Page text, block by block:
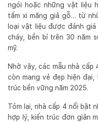
ngói hoặc những vật liệu
tấm xi măng giả gỗ… từ
loại vật liệu được đánh
cháy, bền bỉ trên 30 năm
mỹ.
Nhờ vậy, các mẫu nhà cấp
còn mang vẻ đẹp hiện
trúc bền vững năm 2025.
Tóm lại, nhà cấp 4 nổi bật
hợp lý, kiến trúc đơn giản